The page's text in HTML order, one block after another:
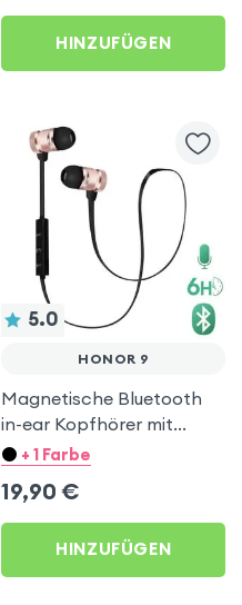
HINZUFÜGEN
5.0
HONOR 9
Magnetische Bluetooth
in-ear Kopfhörer mit
Fernbedienung – Schwarz
+ 1 Farbe
19,90 €
HINZUFÜGEN